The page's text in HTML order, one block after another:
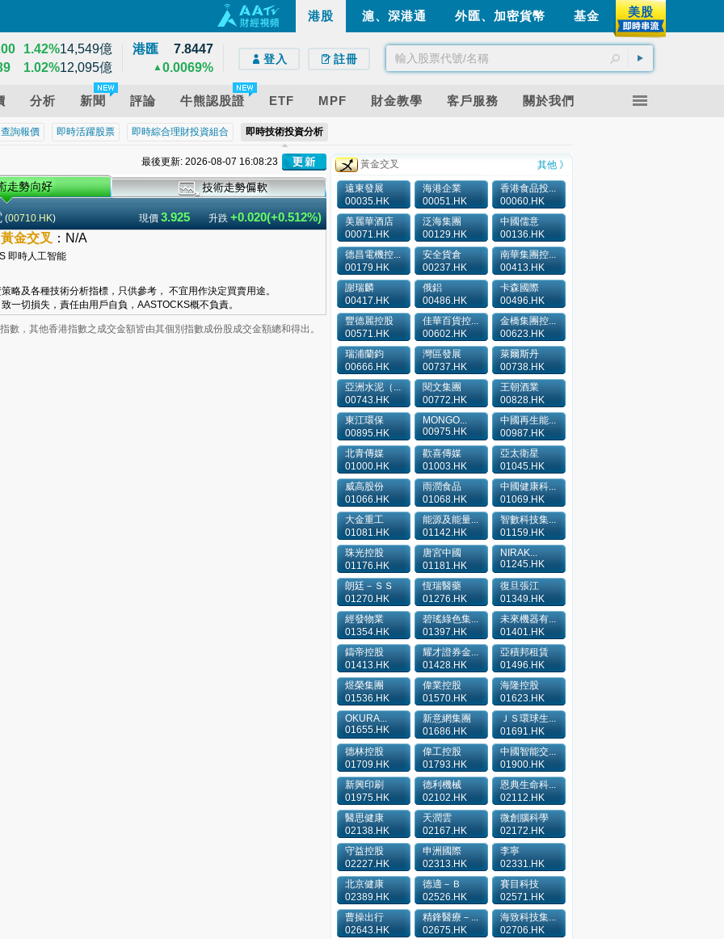
美股
基金
外匯、加密貨幣
滬、深港通
港股
1.42%14,549億
1.02%12,095億
港匯
7.8447
0.0069%
▲
登入 註冊
分析 新聞 評論 牛熊認股證 ETF MPF 財金教學 客戶服務 關於我們
詢報價 即時活躍股票 即時綜合理財投資組合 即時技術投資分析
最後更新: 2026-08-07 16:08:23
(00710.HK) 現價 3.925 升跌 +0.020(+0.512%)
黃金交叉 ： N/A
略及各種技術分析指標，只供參考， 不宜用作決定買賣用途。
一切損失，責任由用戶自負，AASTOCKS概不負責。
數，其他香港指數之成交金額皆由其個別指數成份股成交金額總和得出。
黃金交叉 其他 》
遠東發展
00035.HK
海港企業
00051.HK
香港食品投...
00060.HK
美麗華酒店
00071.HK
泛海集團
00129.HK
中國儒意
00136.HK
德昌電機控...
00179.HK
安全貨倉
00237.HK
南華集團控...
00413.HK
謝瑞麟
00417.HK
俄鋁
00486.HK
卡森國際
00496.HK
豐德麗控股
00571.HK
佳華百貨控...
00602.HK
金橋集團控...
00623.HK
瑞浦蘭鈞
00666.HK
灣區發展
00737.HK
萊爾斯丹
00738.HK
亞洲水泥（...
00743.HK
閱文集團
00772.HK
王朝酒業
00828.HK
東江環保
00895.HK
MONGO...
00975.HK
中國再生能...
00987.HK
北青傳媒
01000.HK
歡喜傳媒
01003.HK
亞太衛星
01045.HK
威高股份
01066.HK
雨潤食品
01068.HK
中國健康科...
01069.HK
大金重工
01081.HK
能源及能量...
01142.HK
智數科技集...
01159.HK
珠光控股
01176.HK
唐宮中國
01181.HK
NIRAK...
01245.HK
朗廷－ＳＳ
01270.HK
恆瑞醫藥
01276.HK
復旦張江
01349.HK
經發物業
01354.HK
碧瑤綠色集...
01397.HK
未來機器有...
01401.HK
鑄帝控股
01413.HK
耀才證券金...
01428.HK
亞積邦租賃
01496.HK
煜榮集團
01536.HK
偉業控股
01570.HK
海隆控股
01623.HK
OKURA...
01655.HK
新意網集團
01686.HK
ＪＳ環球生...
01691.HK
德林控股
01709.HK
偉工控股
01793.HK
中國智能交...
01900.HK
新興印刷
01975.HK
德利機械
02102.HK
恩典生命科...
02112.HK
醫思健康
02138.HK
天潤雲
02167.HK
微創腦科學
02172.HK
守益控股
02227.HK
申洲國際
02313.HK
李寧
02331.HK
北京健康
02389.HK
德適－Ｂ
02526.HK
賽目科技
02571.HK
曹操出行
02643.HK
精鋒醫療－...
02675.HK
海致科技集...
02706.HK